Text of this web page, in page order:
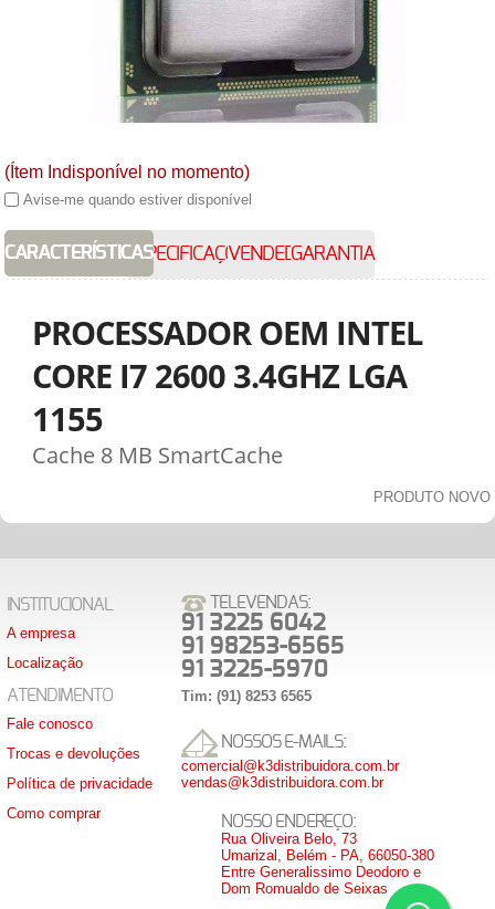
(Ítem Indisponível no momento)
Avise-me quando estiver disponível
CARACTERÍSTICASESPECIFICAÇÕESVENDEDORGARANTIA
PROCESSADOR OEM INTEL
CORE I7 2600 3.4GHZ LGA
1155
Cache 8 MB SmartCache
PRODUTO NOVO
INSTITUCIONAL
A empresa
Localização
ATENDIMENTO
Fale conosco
Trocas e devoluções
Política de privacidade
Como comprar
TELEVENDAS:
91 3225 6042
91 98253-6565
91 3225-5970
Tim: (91) 8253 6565
NOSSOS E-MAILS:
comercial@k3distribuidora.com.br
vendas@k3distribuidora.com.br
NOSSO ENDEREÇO:
Rua Oliveira Belo, 73
Umarizal, Belém - PA, 66050-380
Entre Generalissimo Deodoro e
Dom Romualdo de Seixas